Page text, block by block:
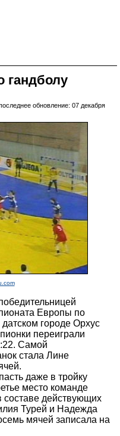
гандболу
обновление: 07 декабря
Европы по
городе Орхус
переиграли
Самой
стала Лине
даже в тройку
место команде
действующих
Турей и Надежда
мячей записала на